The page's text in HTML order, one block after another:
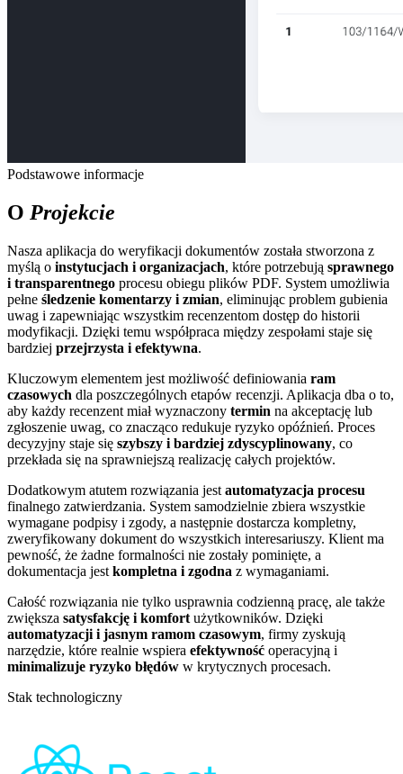
Podstawowe informacje
O Projekcie
Nasza aplikacja do weryfikacji dokumentów została stworzona z
myślą o instytucjach i organizacjach, które potrzebują sprawnego
i transparentnego procesu obiegu plików PDF. System umożliwia
pełne śledzenie komentarzy i zmian, eliminując problem gubienia
uwag i zapewniając wszystkim recenzentom dostęp do historii
modyfikacji. Dzięki temu współpraca między zespołami staje się
bardziej przejrzysta i efektywna.
Kluczowym elementem jest możliwość definiowania ram
czasowych dla poszczególnych etapów recenzji. Aplikacja dba o to,
aby każdy recenzent miał wyznaczony termin na akceptację lub
zgłoszenie uwag, co znacząco redukuje ryzyko opóźnień. Proces
decyzyjny staje się szybszy i bardziej zdyscyplinowany, co
przekłada się na sprawniejszą realizację całych projektów.
Dodatkowym atutem rozwiązania jest automatyzacja procesu
finalnego zatwierdzania. System samodzielnie zbiera wszystkie
wymagane podpisy i zgody, a następnie dostarcza kompletny,
zweryfikowany dokument do wszystkich interesariuszy. Klient ma
pewność, że żadne formalności nie zostały pominięte, a
dokumentacja jest kompletna i zgodna z wymaganiami.
Całość rozwiązania nie tylko usprawnia codzienną pracę, ale także
zwiększa satysfakcję i komfort użytkowników. Dzięki
automatyzacji i jasnym ramom czasowym, firmy zyskują
narzędzie, które realnie wspiera efektywność operacyjną i
minimalizuje ryzyko błędów w krytycznych procesach.
Stak technologiczny